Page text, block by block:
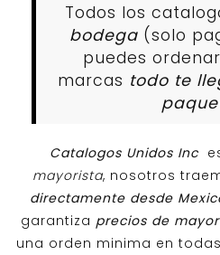
Todos los
bodega (solo
puedes
marcas todo te
Catalogos Unidos Inc
mayorista, nosotros
directamente desde
garantiza precios de
una orden minima en